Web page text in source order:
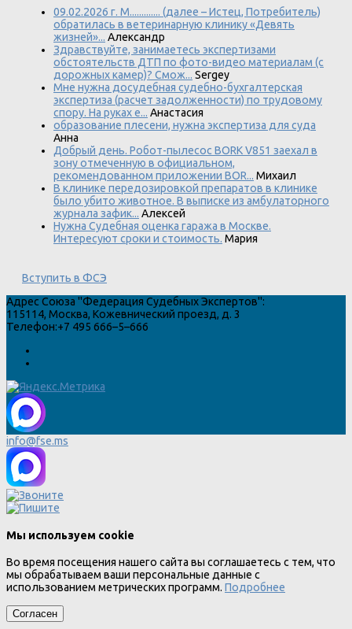
09.02.2026 г. М............. (далее – Истец, Потребитель)
обратилась в ветеринарную клинику «Девять
жизней»... Александр
Здравствуйте, занимаетесь экспертизами
обстоятельств ДТП по фото-видео материалам (с
дорожных камер)? Смож... Sergey
Мне нужна досудебная судебно-бухгалтерская
экспертиза (расчет задолженности) по трудовому
спору. На руках е... Анастасия
образование плесени, нужна экспертиза для суда
Анна
Добрый день. Робот-пылесос BORK V851 заехал в
зону отмеченную в официальном,
рекомендованном приложении BOR... Михаил
В клинике передозировкой препаратов в клинике
было убито животное. В выписке из амбулаторного
журнала зафик... Алексей
Нужна Судебная оценка гаража в Москве.
Интересуют сроки и стоимость. Мария
Вступить в ФСЭ
Адрес Союза "Федерация Судебных Экспертов":
115114, Москва, Кожевнический проезд, д. 3
Телефон:+7 495 666–5–666
info@fse.ms
Мы используем cookie
Во время посещения нашего сайта вы соглашаетесь с тем, что
мы обрабатываем ваши персональные данные с
использованием метрических программ. Подробнее
Согласен